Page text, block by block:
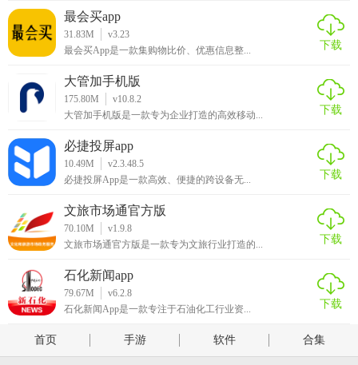
最会买app
31.83M
v3.23
最会买App是一款集购物比价、优惠信息整...
下载
大管加手机版
175.80M
v10.8.2
大管加手机版是一款专为企业打造的高效移动...
下载
必捷投屏app
10.49M
v2.3.48.5
必捷投屏App是一款高效、便捷的跨设备无...
下载
文旅市场通官方版
70.10M
v1.9.8
文旅市场通官方版是一款专为文旅行业打造的...
下载
石化新闻app
79.67M
v6.2.8
石化新闻App是一款专注于石油化工行业资...
下载
首页 手游 软件 合集